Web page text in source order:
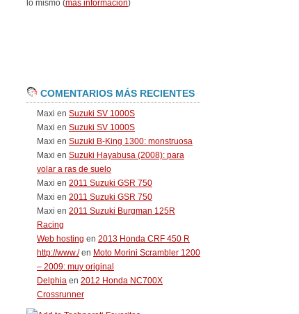
lo mismo (más información)
COMENTARIOS MÁS RECIENTES
Maxi en Suzuki SV 1000S
Maxi en Suzuki SV 1000S
Maxi en Suzuki B-King 1300: monstruosa
Maxi en Suzuki Hayabusa (2008): para
volar a ras de suelo
Maxi en 2011 Suzuki GSR 750
Maxi en 2011 Suzuki GSR 750
Maxi en 2011 Suzuki Burgman 125R
Racing
Web hosting en 2013 Honda CRF 450 R
http://www./en Moto Morini Scrambler 1200
– 2009: muy original
Delphia en 2012 Honda NC700X
Crossrunner